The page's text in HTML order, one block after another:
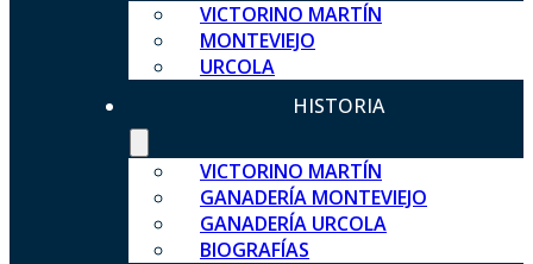
VICTORINO MARTÍN
MONTEVIEJO
URCOLA
HISTORIA
VICTORINO MARTÍN
GANADERÍA MONTEVIEJO
GANADERÍA URCOLA
BIOGRAFÍAS